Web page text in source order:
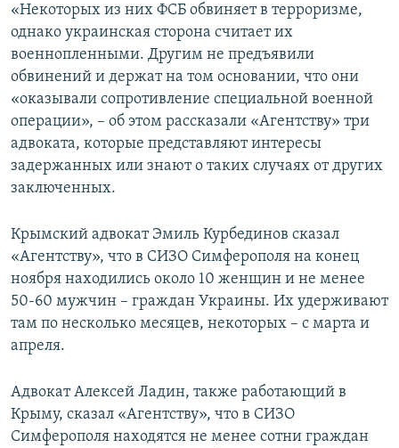
«Некоторых из них ФСБ обвиняет в терроризме,
однако украинская сторона считает их
военнопленными. Другим не предъявили
обвинений и держат на том основании, что они
«оказывали сопротивление специальной военной
операции», – об этом рассказали «Агентству» три
адвоката, которые представляют интересы
задержанных или знают о таких случаях от других
заключенных.
Крымский адвокат Эмиль Курбединов сказал
«Агентству», что в СИЗО Симферополя на конец
ноября находились около 10 женщин и не менее
50-60 мужчин – граждан Украины. Их удерживают
там по несколько месяцев, некоторых – с марта и
апреля.
Адвокат Алексей Ладин, также работающий в
Крыму, сказал «Агентству», что в СИЗО
Симферополя находятся не менее сотни граждан